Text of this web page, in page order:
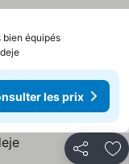
bien équipésConsulter
les prix
Partager